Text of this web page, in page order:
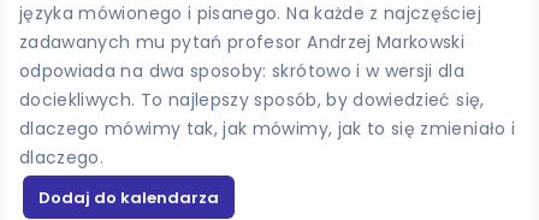
języka mówionego i pisanego. Na każde z najczęściej
zadawanych mu pytań profesor Andrzej Markowski
odpowiada na dwa sposoby: skrótowo i w wersji dla
dociekliwych. To najlepszy sposób, by dowiedzieć się,
dlaczego mówimy tak, jak mówimy, jak to się zmieniało i
dlaczego.